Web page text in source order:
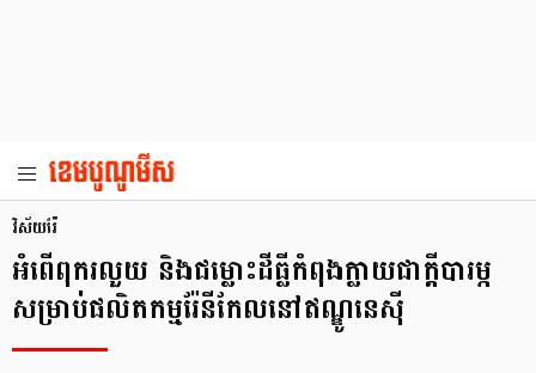
វិស័យរ៉ែ
អំពើពុករលួយ និងជម្លោះដីធ្លីកំពុងក្លាយជាក្តីបារម្ភ
សម្រាប់ផលិតកម្មរ៉ែនីកែលនៅឥណ្ឌូនេស៊ី